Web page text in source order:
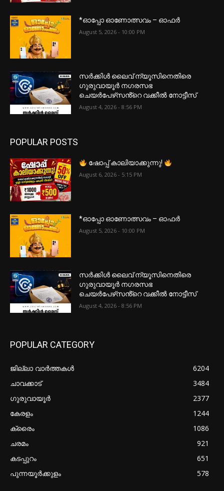
*ഓപ്പോ ഓണോത്സവം – ഓഫർ
August 5, 2026 - 10:00 PM
സർക്കിൾ ലൈവ് ന്യൂസിനെതിരെ
ഗുരുവായൂർ നഗരസഭ
ചെയർപേഴ്‌സൻ്റെ വക്കീൽ നോട്ടീസ്
August 4, 2026 - 8:56 PM
POPULAR POSTS
ഷോപ്പ് കാലിയാക്കുന്നു!
August 6, 2026 - 5:15 PM
*ഓപ്പോ ഓണോത്സവം – ഓഫർ
August 5, 2026 - 10:00 PM
സർക്കിൾ ലൈവ് ന്യൂസിനെതിരെ
ഗുരുവായൂർ നഗരസഭ
ചെയർപേഴ്‌സൻ്റെ വക്കീൽ നോട്ടീസ്
August 4, 2026 - 8:56 PM
POPULAR CATEGORY
ജില്ലാ വാർത്തകൾ
6204
ചാവക്കാട്
3484
ഗുരുവായൂർ
2377
കേരളം
1244
ക്രൈം
1086
ചരമം
921
കടപ്പുറം
651
പുന്നയൂർക്കുളം
578